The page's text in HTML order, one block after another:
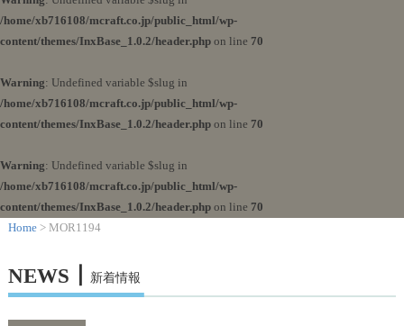
/home/xb716108/mcraft.co.jp/public_html/wp-
content/themes/InxBase_1.0.2/header.php on line 70
Warning: Undefined variable $slug in
/home/xb716108/mcraft.co.jp/public_html/wp-
content/themes/InxBase_1.0.2/header.php on line 70
Warning: Undefined variable $slug in
/home/xb716108/mcraft.co.jp/public_html/wp-
content/themes/InxBase_1.0.2/header.php on line 70
Home> MOR1194
NEWS┃ 新着情報